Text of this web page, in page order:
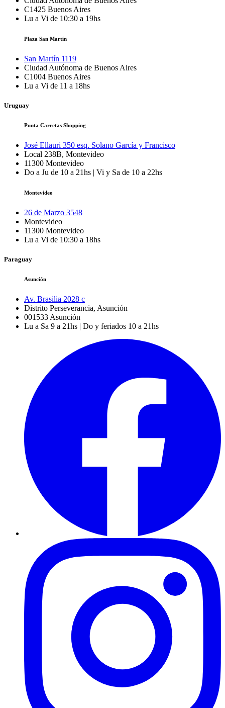
C1425 Buenos Aires
Lu a Vi de 10:30 a 19hs
Plaza San Martín
San Martín 1119
Ciudad Autónoma de Buenos Aires
C1004 Buenos Aires
Lu a Vi de 11 a 18hs
Uruguay
Punta Carretas Shopping
José Ellauri 350 esq. Solano García y Francisco
Local 238B, Montevideo
11300 Montevideo
Do a Ju de 10 a 21hs | Vi y Sa de 10 a 22hs
Montevideo
26 de Marzo 3548
Montevideo
11300 Montevideo
Lu a Vi de 10:30 a 18hs
Paraguay
Asunción
Av. Brasilia 2028 c
Distrito Perseverancia, Asunción
001533 Asunción
Lu a Sa 9 a 21hs | Do y feriados 10 a 21hs